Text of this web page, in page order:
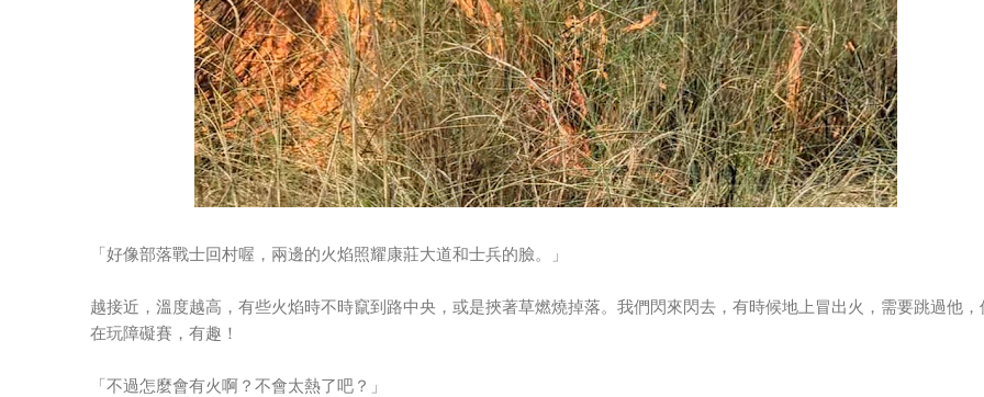
「好像部落戰士回村喔，兩邊的火焰照耀康莊大道和士兵的臉。」
越接近，溫度越高，有些火焰時不時竄到路中央，或是挾著草燃燒掉落。我們閃來閃去，有時候地上冒出火，需要跳過他，
在玩障礙賽，有趣！
「不過怎麼會有火啊？不會太熱了吧？」